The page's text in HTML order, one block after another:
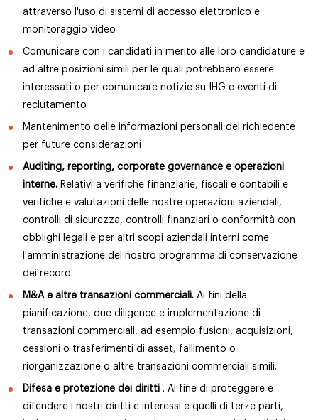
attraverso l'uso di sistemi di accesso elettronico e
monitoraggio video
Comunicare con i candidati in merito alle loro candidature e
ad altre posizioni simili per le quali potrebbero essere
interessati o per comunicare notizie su IHG e eventi di
reclutamento
Mantenimento delle informazioni personali del richiedente
per future considerazioni
Auditing, reporting, corporate governance e operazioni
interne. Relativi a verifiche finanziarie, fiscali e contabili e
verifiche e valutazioni delle nostre operazioni aziendali,
controlli di sicurezza, controlli finanziari o conformità con
obblighi legali e per altri scopi aziendali interni come
l'amministrazione del nostro programma di conservazione
dei record.
M&A e altre transazioni commerciali. Ai fini della
pianificazione, due diligence e implementazione di
transazioni commerciali, ad esempio fusioni, acquisizioni,
cessioni o trasferimenti di asset, fallimento o
riorganizzazione o altre transazioni commerciali simili.
Difesa e protezione dei diritti . Al fine di proteggere e
difendere i nostri diritti e interessi e quelli di terze parti,